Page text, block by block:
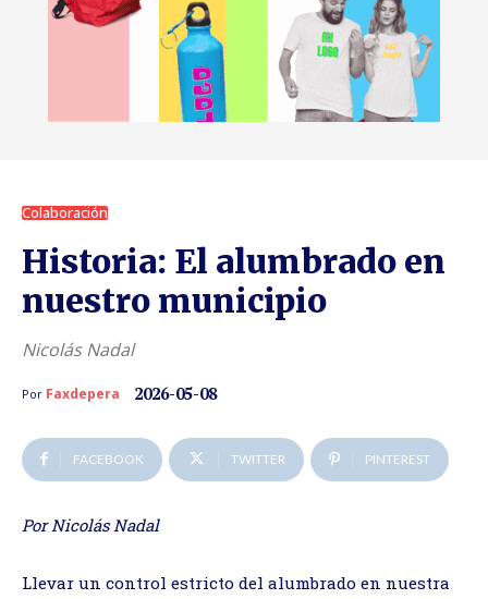
Colaboración
Historia: El alumbrado en
nuestro municipio
Nicolás Nadal
Por Faxdepera 2026-05-08
FACEBOOK TWITTER PINTEREST
Por Nicolás Nadal
Llevar un control estricto del alumbrado en nuestra